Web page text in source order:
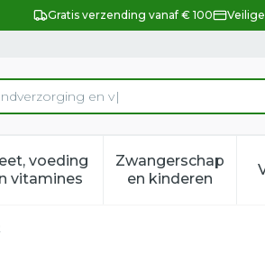
Gratis verzending vanaf € 100
categorie...
voor Schoonheid, verzorging en
voeding
vitamines
Toon submenu voor Dieet,
Zwangerschap
en kinderen
Toon